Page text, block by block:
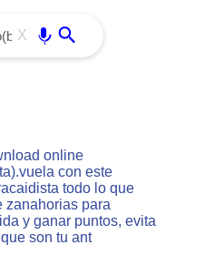
X
online
con este
todo lo que
zanahorias para
y ganar puntos, evita
son tu ant